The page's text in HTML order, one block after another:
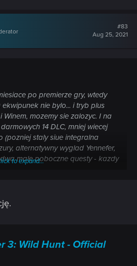
#83
Aug 25, 2021
po premierze gry, wtedy
nie bylo... i tryb plus
mozemy sie zalozyc. I na
14 DLC, mniej wiecej
(pozniej staly siue integralna
alternatywny wyglad Yennefer,
male poboczne questy - kazdy
to expand...
3: Wild Hunt - Official